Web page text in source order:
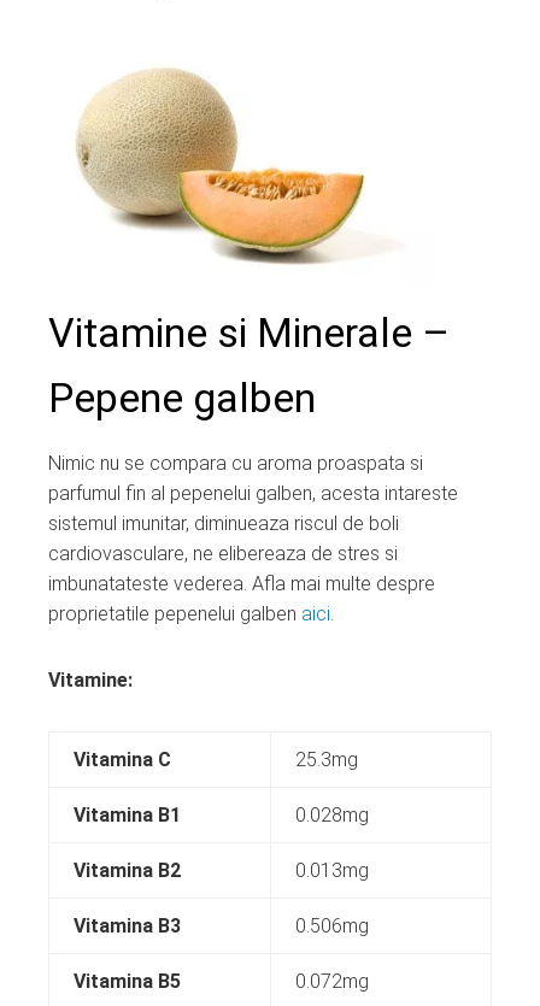
Vitamine si Minerale –
Pepene galben
Nimic nu se compara cu aroma proaspata si
parfumul fin al pepenelui galben, acesta intareste
sistemul imunitar, diminueaza riscul de boli
cardiovasculare, ne elibereaza de stres si
imbunatateste vederea. Afla mai multe despre
proprietatile pepenelui galben aici.
Vitamine:
Vitamina C 25.3mg
Vitamina B1 0.028mg
Vitamina B2 0.013mg
Vitamina B3 0.506mg
Vitamina B5 0.072mg